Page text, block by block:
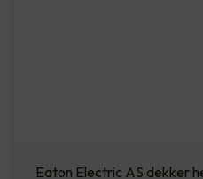
Eaton Electric AS dekker